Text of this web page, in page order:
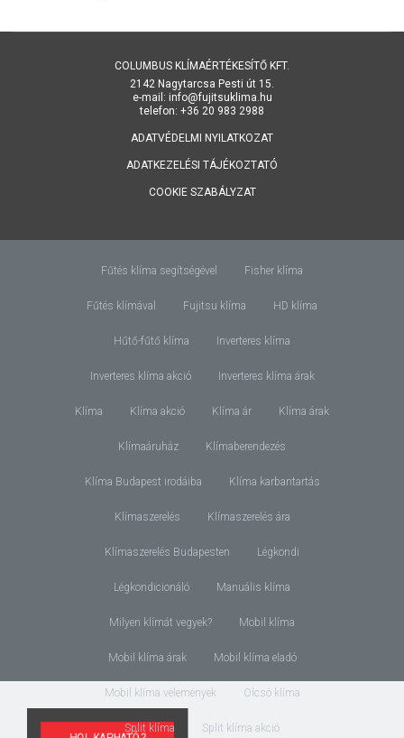
COLUMBUS KLÍMAÉRTÉKESÍTŐ KFT.
2142 Nagytarcsa Pesti út 15.
e-mail: info@fujitsuklima.hu
telefon: +36 20 983 2988
ADATVÉDELMI NYILATKOZAT
ADATKEZELÉSI TÁJÉKOZTATÓ
COOKIE SZABÁLYZAT
Fűtés klíma segítségével Fisher klíma
Fűtés klímával Fujitsu klíma HD klíma
Hűtő-fűtő klíma Inverteres klíma
Inverteres klíma akció Inverteres klíma árak
Klíma Klíma akció Klíma ár Klíma árak
Klímaáruház Klímaberendezés
Klíma Budapest irodáiba Klíma karbantartás
Klímaszerelés Klímaszerelés ára
Klímaszerelés Budapesten Légkondi
Légkondicionáló Manuális klíma
Milyen klímát vegyek? Mobil klíma
Mobil klíma árak Mobil klíma eladó
Mobil klíma vélemények Olcsó klíma
Split klíma Split klíma akció